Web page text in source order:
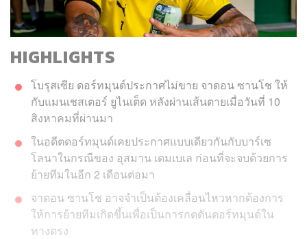
HIGHLIGHTS
โบรุสเซีย ดอร์ทมุนด์ประกาศไม่ขาย จาดอน ซานโช ให้
กับแมนเชสเตอร์ ยูไนเต็ด หลังผ่านเส้นตายเมื่อวันที่ 10
สิงหาคมที่ผ่านมา
ในอดีตดอร์ทมุนด์เคยประกาศแบบเดียวกันกับบาร์เซ
โลนาในกรณีของ อุสมาน เดมเบเล ก่อนที่จะจบด้วยการ
ย้ายทีมในอีก 2 เดือนต่อมา
จาดอน ซานโช อาจจำเป็นต้องเคลื่อนไหวหากต้องการ
ให้การย้ายทีมเกิดขึ้นเพื่อเป็นการกดดันดอร์ทมุนด์ใน
ทางตรง